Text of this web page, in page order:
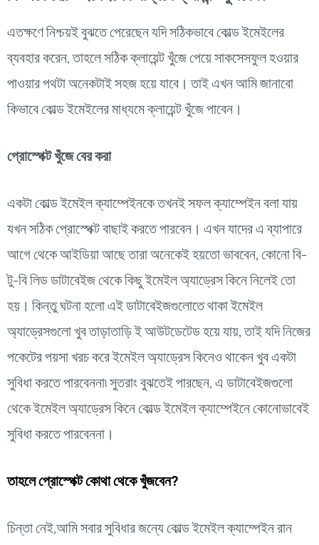
এতক্ষণে নিশ্চয়ই বুঝতে পেরেছেন যদি সঠিকভাবে কোল্ড ইমেইলের
ব্যবহার করেন, তাহলে সঠিক ক্লায়েন্ট খুঁজে পেয়ে সাকসেসফুল হওয়ার
পাওয়ার পথটা অনেকটাই সহজ হয়ে যাবে। তাই এখন আমি জানাবো
কিভাবে কোল্ড ইমেইলের মাধ্যমে ক্লায়েন্ট খুঁজে পাবেন।
প্রোস্পেক্ট খুঁজে বের করা
একটা কোল্ড ইমেইল ক্যাম্পেইনকে তখনই সফল ক্যাম্পেইন বলা যায়
যখন সঠিক প্রোস্পেক্ট বাছাই করতে পারবেন। এখন যাদের এ ব্যাপারে
আগে থেকে আইডিয়া আছে তারা অনেকেই হয়তো ভাববেন, কোনো বি-
টু-বি লিড ডাটাবেইজ থেকে কিছু ইমেইল অ্যাড্রেস কিনে নিলেই তো
হয়। কিন্তু ঘটনা হলো এই ডাটাবেইজগুলোতে থাকা ইমেইল
অ্যাড্রেসগুলো খুব তাড়াতাড়ি ই আউটডেটেড হয়ে যায়, তাই যদি নিজের
পকেটের পয়সা খরচ করে ইমেইল অ্যাড্রেস কিনেও থাকেন খুব একটা
সুবিধা করতে পারবেননা৷ সুতরাং বুঝতেই পারছেন, এ ডাটাবেইজগুলো
থেকে ইমেইল অ্যাড্রেস কিনে কোল্ড ইমেইল ক্যাম্পেইনে কোনোভাবেই
সুবিধা করতে পারবেননা।
তাহলে প্রোস্পেক্ট কোথা থেকে খুঁজবেন?
চিন্তা নেই,আমি সবার সুবিধার জন্যে কোল্ড ইমেইল ক্যাম্পেইন রান